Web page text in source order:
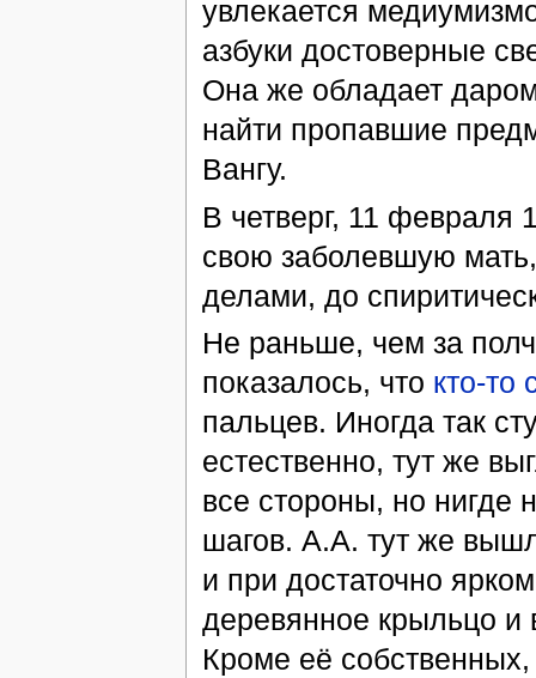
увлекается
азбуки достоверные
Она же обладает
найти пропавшие
Вангу.
В четверг, 11 февраля
свою заболевшую
делами, до
Не раньше, чем за
показалось, что кто-то
пальцев. Иногда так
естественно, тут же
все стороны, но нигде
шагов. А.А. тут же
и при достаточно
деревянное крыльцо и
Кроме её